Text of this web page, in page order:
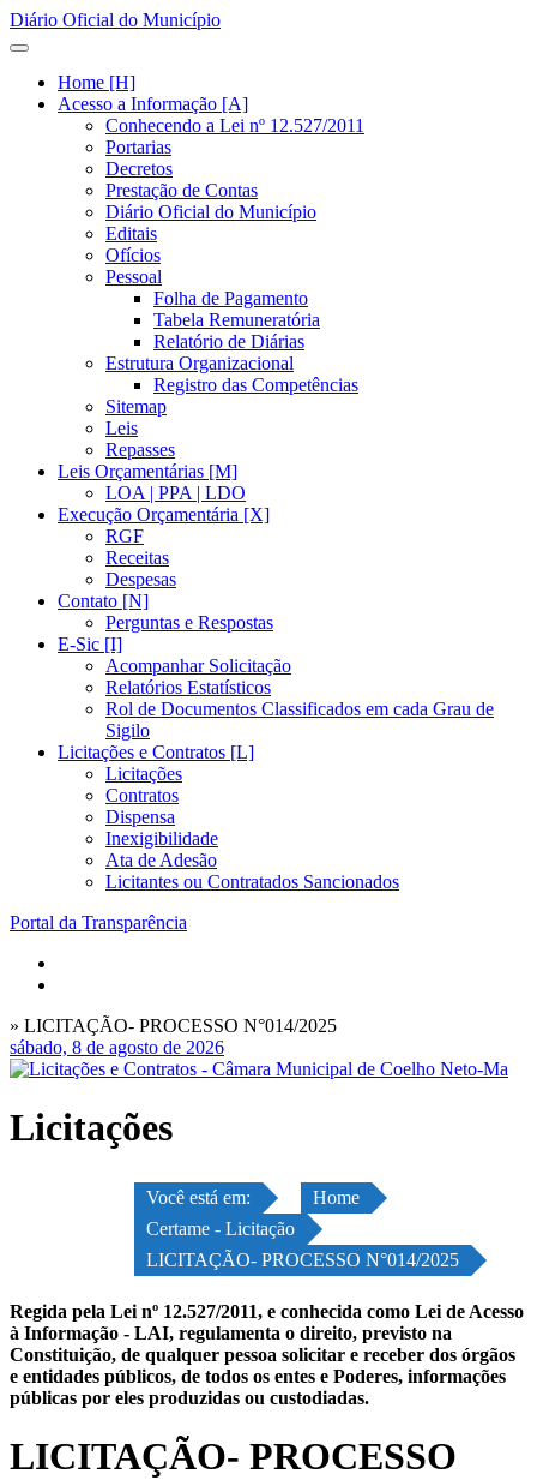
Diário Oficial do Município
Home [H]
Acesso a Informação [A]
Conhecendo a Lei nº 12.527/2011
Portarias
Decretos
Prestação de Contas
Diário Oficial do Município
Editais
Ofícios
Pessoal
Folha de Pagamento
Tabela Remuneratória
Relatório de Diárias
Estrutura Organizacional
Registro das Competências
Sitemap
Leis
Repasses
Leis Orçamentárias [M]
LOA | PPA | LDO
Execução Orçamentária [X]
RGF
Receitas
Despesas
Contato [N]
Perguntas e Respostas
E-Sic [I]
Acompanhar Solicitação
Relatórios Estatísticos
Rol de Documentos Classificados em cada Grau de
Sigilo
Licitações e Contratos [L]
Licitações
Contratos
Dispensa
Inexigibilidade
Ata de Adesão
Licitantes ou Contratados Sancionados
Portal da Transparência
» LICITAÇÃO- PROCESSO N°014/2025
sábado, 8 de agosto de 2026
Licitações
Você está em:
Home
Certame - Licitação
LICITAÇÃO- PROCESSO N°014/2025
Regida pela Lei nº 12.527/2011, e conhecida como Lei de Acesso
à Informação - LAI, regulamenta o direito, previsto na
Constituição, de qualquer pessoa solicitar e receber dos órgãos
e entidades públicos, de todos os entes e Poderes, informações
públicas por eles produzidas ou custodiadas.
LICITAÇÃO- PROCESSO